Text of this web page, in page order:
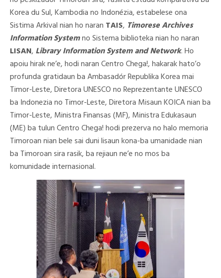
Korea du Sul, Kambodia no Indonézia, estabelese ona
Sistima Arkival nian ho naran TAIS, Timorese Archives
Information Systemno Sistema biblioteka nian ho naran
LISAN, Library Information System and Network. Ho
apoiu hirak ne’e, hodi naran Centro Chega!, hakarak hato’o
profunda gratidaun ba Ambasadór Republika Korea mai
Timor-Leste, Diretora UNESCO no Reprezentante UNESCO
ba Indonezia no Timor-Leste, Diretora Misaun KOICA nian ba
Timor-Leste, Ministra Finansas (MF), Ministra Edukasaun
(ME) ba tulun Centro Chega! hodi prezerva no halo memoria
Timoroan nian bele sai duni lisaun kona-ba umanidade nian
ba Timoroan sira rasik, ba rejiaun ne’e no mos ba
komunidade internasional.